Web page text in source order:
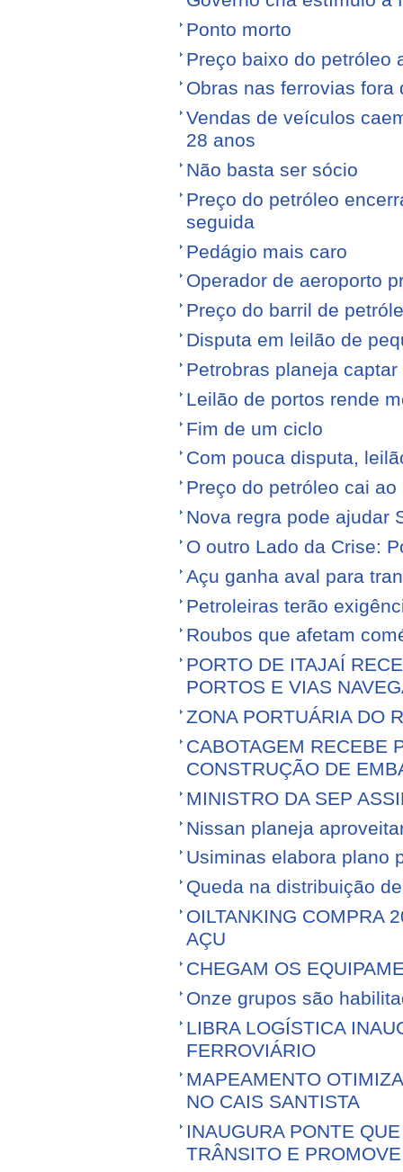
Ponto morto
Preço baixo do petróleo
Obras nas ferrovias fora
Vendas de veículos
28 anos
Não basta ser sócio
Preço do petróleo
seguida
Pedágio mais caro
Operador de aeroporto
Preço do barril de
Disputa em leilão de
Petrobras planeja
Leilão de portos rende
Fim de um ciclo
Com pouca disputa,
Preço do petróleo cai
Nova regra pode ajudar
O outro Lado da Crise:
Açu ganha aval para
Petroleiras terão
Roubos que afetam
PORTO DE ITAJAÍ
PORTOS E VIAS
ZONA PORTUÁRIA DO
CABOTAGEM RECEBE
CONSTRUÇÃO DE
MINISTRO DA SEP
Nissan planeja
Usiminas elabora plano
Queda na distribuição
OILTANKING COMPRA
AÇU
CHEGAM OS
Onze grupos são
LIBRA LOGÍSTICA
FERROVIÁRIO
MAPEAMENTO
NO CAIS SANTISTA
INAUGURA PONTE
TRÂNSITO E